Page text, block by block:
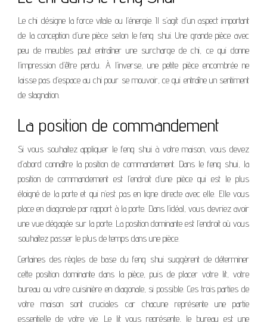
Le chi désigne la force vitale ou l’énergie. Il s’agit d’un aspect important
de la conception d’une pièce selon le feng shui. Une grande pièce avec
peu de meubles peut entraîner une surcharge de chi, ce qui donne
l’impression d’être perdu. À l’inverse, une petite pièce encombrée ne
laisse pas d’espace au chi pour se mouvoir, ce qui entraîne un sentiment
de stagnation.
La position de commandement
Si vous souhaitez appliquer le feng shui à votre maison, vous devez
d’abord connaître la position de commandement. Dans le feng shui, la
position de commandement est l’endroit d’une pièce qui est le plus
éloigné de la porte et qui n’est pas en ligne directe avec elle. Elle vous
place en diagonale par rapport à la porte. Dans l’idéal, vous devriez avoir
une vue dégagée sur la porte. La position dominante est l’endroit où vous
souhaitez passer le plus de temps dans une pièce.
Certaines des règles de base du feng shui suggèrent de déterminer
cette position dominante dans la pièce, puis de placer votre lit, votre
bureau ou votre cuisinière en diagonale, si possible. Ces trois parties de
votre maison sont cruciales car chacune représente une partie
essentielle de votre vie. Le lit vous représente, le bureau est une